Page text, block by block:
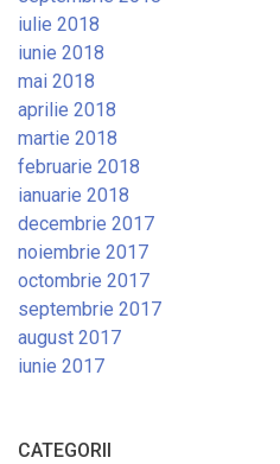
iulie 2018
iunie 2018
mai 2018
aprilie 2018
martie 2018
februarie 2018
ianuarie 2018
decembrie 2017
noiembrie 2017
octombrie 2017
septembrie 2017
august 2017
iunie 2017
CATEGORII